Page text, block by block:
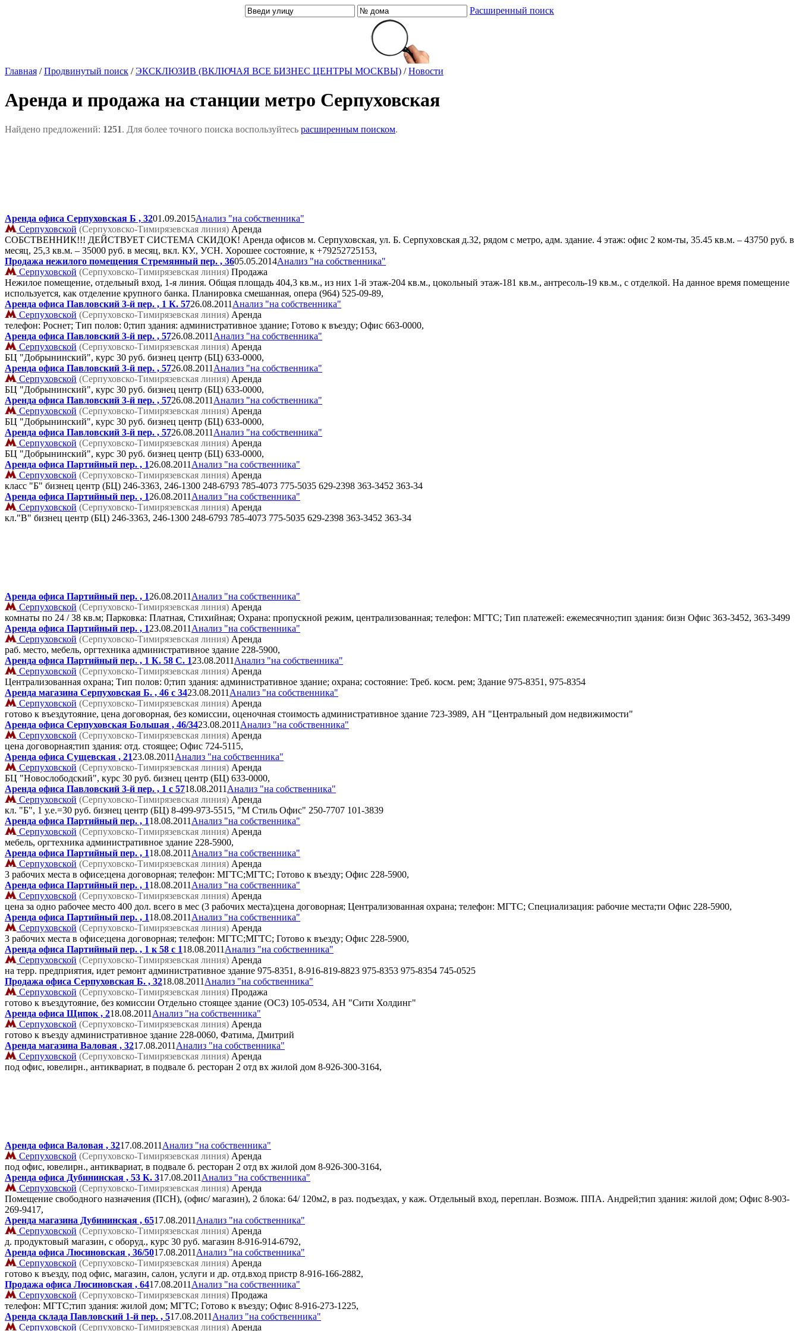
Расширенный поиск
Главная /Продвинутый поиск /ЭКСКЛЮЗИВ (ВКЛЮЧАЯ ВСЕ БИЗНЕС ЦЕНТРЫ МОСКВЫ) /Новости
Аренда и продажа на станции метро Серпуховская
Найдено предложений: 1251. Для более точного поиска воспользуйтесь расширенным поиском.
Аренда офиса Серпуховская Б , 3201.09.2015Анализ "на собственника"
Серпуховской (Серпуховско-Тимирязевская линия) Аренда
СОБСТВЕННИК!!! ДЕЙСТВУЕТ СИСТЕМА СКИДОК! Аренда офисов м. Серпуховская, ул. Б. Серпуховская д.32, рядом с метро, адм. здание. 4 этаж: офис 2 ком-ты, 35.45 кв.м. – 43750 руб. в
месяц, 25,3 кв.м. – 35000 руб. в месяц, вкл. КУ., УСН. Хорошее состояние, к +79252725153,
Продажа нежилого помещения Стремянный пер. , 3605.05.2014Анализ "на собственника"
Серпуховской (Серпуховско-Тимирязевская линия) Продажа
Нежилое помещение, отдельный вход, 1-я линия. Общая площадь 404,3 кв.м., из них 1-й этаж-204 кв.м., цокольный этаж-181 кв.м., антресоль-19 кв.м., с отделкой. На данное время помещение
используется, как отделение крупного банка. Планировка смешанная, опера (964) 525-09-89,
Аренда офиса Павловский 3-й пер. , 1 К. 5726.08.2011 Анализ "на собственника"
Серпуховской (Серпуховско-Тимирязевская линия) Аренда
телефон: Роснет; Тип полов: 0;тип здания: административное здание; Готово к въезду; Офис 663-0000,
Аренда офиса Павловский 3-й пер. , 5726.08.2011 Анализ "на собственника"
Серпуховской (Серпуховско-Тимирязевская линия) Аренда
БЦ "Добрынинский", курс 30 руб. бизнец центр (БЦ) 633-0000,
Аренда офиса Павловский 3-й пер. , 5726.08.2011 Анализ "на собственника"
Серпуховской (Серпуховско-Тимирязевская линия) Аренда
БЦ "Добрынинский", курс 30 руб. бизнец центр (БЦ) 633-0000,
Аренда офиса Павловский 3-й пер. , 5726.08.2011 Анализ "на собственника"
Серпуховской (Серпуховско-Тимирязевская линия) Аренда
БЦ "Добрынинский", курс 30 руб. бизнец центр (БЦ) 633-0000,
Аренда офиса Павловский 3-й пер. , 5726.08.2011 Анализ "на собственника"
Серпуховской (Серпуховско-Тимирязевская линия) Аренда
БЦ "Добрынинский", курс 30 руб. бизнец центр (БЦ) 633-0000,
Аренда офиса Партийный пер. , 126.08.2011 Анализ "на собственника"
Серпуховской (Серпуховско-Тимирязевская линия) Аренда
класс "Б" бизнец центр (БЦ) 246-3363, 246-1300 248-6793 785-4073 775-5035 629-2398 363-3452 363-34
Аренда офиса Партийный пер. , 126.08.2011 Анализ "на собственника"
Серпуховской (Серпуховско-Тимирязевская линия) Аренда
кл."В" бизнец центр (БЦ) 246-3363, 246-1300 248-6793 785-4073 775-5035 629-2398 363-3452 363-34
Аренда офиса Партийный пер. , 126.08.2011 Анализ "на собственника"
Серпуховской (Серпуховско-Тимирязевская линия) Аренда
комнаты по 24 / 38 кв.м; Парковка: Платная, Стихийная; Охрана: пропускной режим, централизованная; телефон: МГТС; Тип платежей: ежемесячно;тип здания: бизн Офис 363-3452, 363-3499
Аренда офиса Партийный пер. , 123.08.2011 Анализ "на собственника"
Серпуховской (Серпуховско-Тимирязевская линия) Аренда
раб. место, мебель, оргтехника административное здание 228-5900,
Аренда офиса Партийный пер. , 1 К. 58 C. 123.08.2011 Анализ "на собственника"
Серпуховской (Серпуховско-Тимирязевская линия) Аренда
Централизованная охрана; Тип полов: 0;тип здания: административное здание; охрана; состояние: Треб. косм. рем; Здание 975-8351, 975-8354
Аренда магазина Серпуховская Б. , 46 с 3423.08.2011 Анализ "на собственника"
Серпуховской (Серпуховско-Тимирязевская линия) Аренда
готово к въездутояние, цена договорная, без комиссии, оценочная стоимость административное здание 723-3989, АН "Центральный дом недвижимости"
Аренда офиса Серпуховская Большая , 46/3423.08.2011 Анализ "на собственника"
Серпуховской (Серпуховско-Тимирязевская линия) Аренда
цена договорная;тип здания: отд. стоящее; Офис 724-5115,
Аренда офиса Сущевская , 2123.08.2011 Анализ "на собственника"
Серпуховской (Серпуховско-Тимирязевская линия) Аренда
БЦ "Новослободский", курс 30 руб. бизнец центр (БЦ) 633-0000,
Аренда офиса Павловский 3-й пер. , 1 с 5718.08.2011 Анализ "на собственника"
Серпуховской (Серпуховско-Тимирязевская линия) Аренда
кл. "Б", 1 у.е.=30 руб. бизнец центр (БЦ) 8-499-973-5515, "М Стиль Офис" 250-7707 101-3839
Аренда офиса Партийный пер. , 118.08.2011 Анализ "на собственника"
Серпуховской (Серпуховско-Тимирязевская линия) Аренда
мебель, оргтехника административное здание 228-5900,
Аренда офиса Партийный пер. , 118.08.2011 Анализ "на собственника"
Серпуховской (Серпуховско-Тимирязевская линия) Аренда
3 рабочих места в офисе;цена договорная; телефон: МГТС;МГТС; Готово к въезду; Офис 228-5900,
Аренда офиса Партийный пер. , 118.08.2011 Анализ "на собственника"
Серпуховской (Серпуховско-Тимирязевская линия) Аренда
цена за одно рабочее место 400 дол. всего в мес (3 рабочих места);цена договорная; Централизованная охрана; телефон: МГТС; Специализация: рабочие места;ти Офис 228-5900,
Аренда офиса Партийный пер. , 118.08.2011 Анализ "на собственника"
Серпуховской (Серпуховско-Тимирязевская линия) Аренда
3 рабочих места в офисе;цена договорная; телефон: МГТС;МГТС; Готово к въезду; Офис 228-5900,
Аренда офиса Партийный пер. , 1 к 58 с 118.08.2011 Анализ "на собственника"
Серпуховской (Серпуховско-Тимирязевская линия) Аренда
на терр. предприятия, идет ремонт административное здание 975-8351, 8-916-819-8823 975-8353 975-8354 745-0525
Продажа офиса Серпуховская Б. , 3218.08.2011 Анализ "на собственника"
Серпуховской (Серпуховско-Тимирязевская линия) Продажа
готово к въездутояние, без комиссии Отдельно стоящее здание (OCЗ) 105-0534, АН "Сити Холдинг"
Аренда офиса Щипок , 218.08.2011 Анализ "на собственника"
Серпуховской (Серпуховско-Тимирязевская линия) Аренда
готово к въезду административное здание 228-0060, Фатима, Дмитрий
Аренда магазина Валовая , 3217.08.2011 Анализ "на собственника"
Серпуховской (Серпуховско-Тимирязевская линия) Аренда
под офис, ювелирн., антиквариат, в подвале б. ресторан 2 отд вх жилой дом 8-926-300-3164,
Аренда офиса Валовая , 3217.08.2011 Анализ "на собственника"
Серпуховской (Серпуховско-Тимирязевская линия) Аренда
под офис, ювелирн., антиквариат, в подвале б. ресторан 2 отд вх жилой дом 8-926-300-3164,
Аренда офиса Дубининская , 53 К. 317.08.2011 Анализ "на собственника"
Серпуховской (Серпуховско-Тимирязевская линия) Аренда
Помещение свободного назначения (ПСН), (офис/ магазин), 2 блока: 64/ 120м2, в раз. подъездах, у каж. Отдельный вход, переплан. Возмож. ППА. Андрей;тип здания: жилой дом; Офис 8-903-
269-9417,
Аренда магазина Дубининская , 6517.08.2011 Анализ "на собственника"
Серпуховской (Серпуховско-Тимирязевская линия) Аренда
д. продуктовый магазин, с оборуд., курс 30 руб. магазин 8-916-914-6792,
Аренда офиса Люсиновская , 36/5017.08.2011 Анализ "на собственника"
Серпуховской (Серпуховско-Тимирязевская линия) Аренда
готово к въезду, под офис, магазин, салон, услуги и др. отд.вход пристр 8-916-166-2882,
Продажа офиса Люсиновская , 6417.08.2011 Анализ "на собственника"
Серпуховской (Серпуховско-Тимирязевская линия) Продажа
телефон: МГТС;тип здания: жилой дом; МГТС; Готово к въезду; Офис 8-916-273-1225,
Аренда склада Павловский 1-й пер. , 517.08.2011 Анализ "на собственника"
Серпуховской (Серпуховско-Тимирязевская линия) Аренда